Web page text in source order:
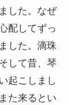
した。なぜ
配してずっ
した。滴珠
して昔、琴
起こしまし
た来るとい